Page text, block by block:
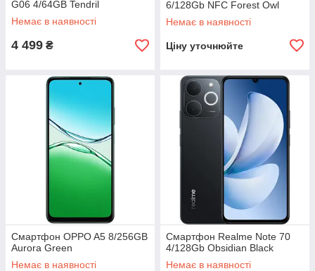
G06 4/64GB Tendril
Немає в наявності
4 499 ₴
6/128Gb NFC Forest Owl
Немає в наявності
Ціну уточнюйте
Смартфон OPPO A5 8/256GB
Aurora Green
Немає в наявності
Смартфон Realme Note 70
4/128Gb Obsidian Black
Немає в наявності